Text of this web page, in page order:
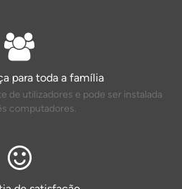
para toda a família
de utilizadores e pode ser instalada
computadores.